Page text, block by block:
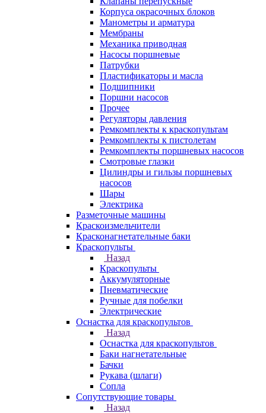
Корпуса окрасочных блоков
Манометры и арматура
Мембраны
Механика приводная
Насосы поршневые
Патрубки
Пластификаторы и масла
Подшипники
Поршни насосов
Прочее
Регуляторы давления
Ремкомплекты к краскопультам
Ремкомплекты к пистолетам
Ремкомплекты поршневых насосов
Смотровые глазки
Цилиндры и гильзы поршневых
насосов
Шары
Электрика
Разметочные машины
Краскоизмельчители
Красконагнетательные баки
Краскопульты
Назад
Краскопульты
Аккумуляторные
Пневматические
Ручные для побелки
Электрические
Оснастка для краскопультов
Назад
Оснастка для краскопультов
Баки нагнетательные
Бачки
Рукава (шлаги)
Сопла
Сопутствующие товары
Назад